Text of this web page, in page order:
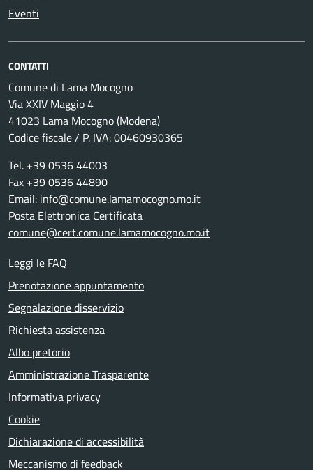
Eventi
CONTATTI
Comune di Lama Mocogno
Via XXIV Maggio 4
41023 Lama Mocogno (Modena)
Codice fiscale / P. IVA: 00460930365
Tel. +39 0536 44003
Fax +39 0536 44890
Email: info@comune.lamamocogno.mo.it
Posta Elettronica Certificata
comune@cert.comune.lamamocogno.mo.it
Leggi le FAQ
Prenotazione appuntamento
Segnalazione disservizio
Richiesta assistenza
Albo pretorio
Amministrazione Trasparente
Informativa privacy
Cookie
Dichiarazione di accessibilità
Meccanismo di feedback